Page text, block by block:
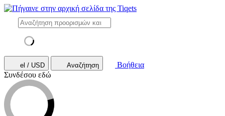
el / USD Αναζήτηση
Βοήθεια
Συνδέσου εδώ